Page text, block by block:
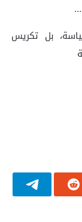
بل تكريس